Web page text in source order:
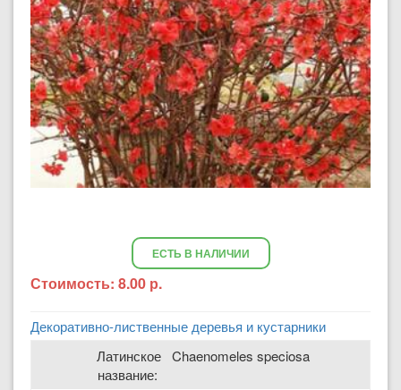
ЕСТЬ В НАЛИЧИИ
Стоимость: 8.00 р.
Декоративно-лиственные деревья и кустарники
Латинское
название:
Chaenomeles speciosa